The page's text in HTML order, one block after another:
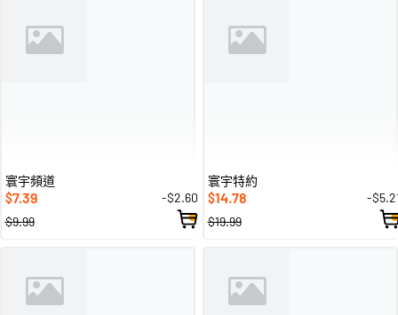
寰宇頻道
$7.39
-$2.60
$9.99
寰宇特約
$14.78
-
$19.99